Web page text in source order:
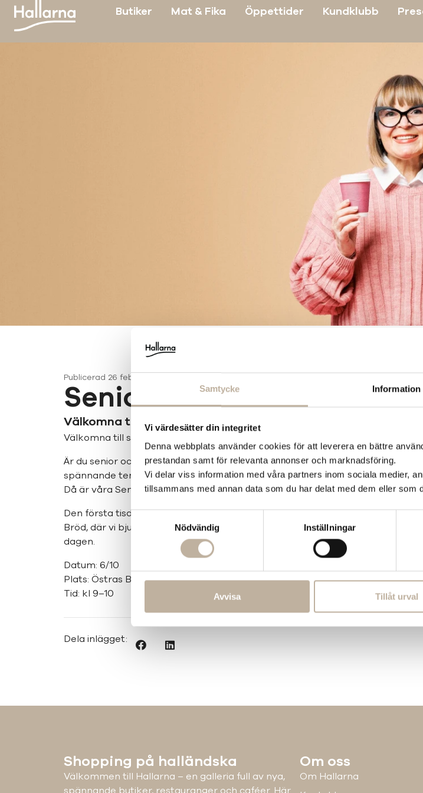
Samtycke Information
Vi värdesätter din integritet
Denna webbplats använder cookies för att leverera en bättre
prestandan samt för relevanta annonser och marknadsföring.
Vi delar viss information med våra partners inom sociala medier,
tillsammans med annan data som du har delat med dem eller som
Samtyckesval
Nödvändig
Inställningar
Avvisa Tillåt urval
Butiker Mat & Fika Öppettider Kundklubb
Publicerad 26 februari 2026
Seniortisdag
Välkomna till seniortisdag på Östras Bröd!
Välkomna till seniortisdag på Östras Bröd!
Är du senior och vill ha en härlig start på dagen med gott kaffe, trevligt
spännande teman?
Då är våra Seniortisdagar på Hallarna något för dig!
Den första tisdagen varje månad bjuder vi in alla seniorer till en mysig
Bröd, där vi bjuder på kaffe och bulle mellan kl. 9–10 så att du kan njuta av
dagen.
Datum: 6/10
Plats: Östras Bröd i Grön entré
Tid: kl 9–10
Dela inlägget:
Shopping på halländska
Välkommen till Hallarna – en galleria full av nya,
Om oss
Om Hallarna